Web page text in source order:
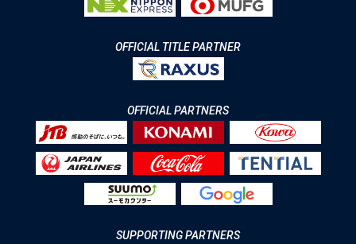
OFFICIAL TITLE PARTNER
OFFICIAL PARTNERS
SUPPORTING PARTNERS